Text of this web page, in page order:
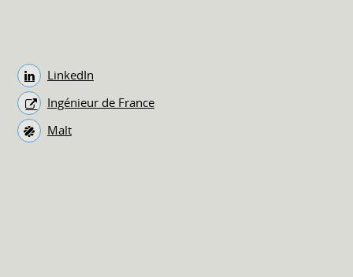
LinkedIn
Ingénieur de France
Malt